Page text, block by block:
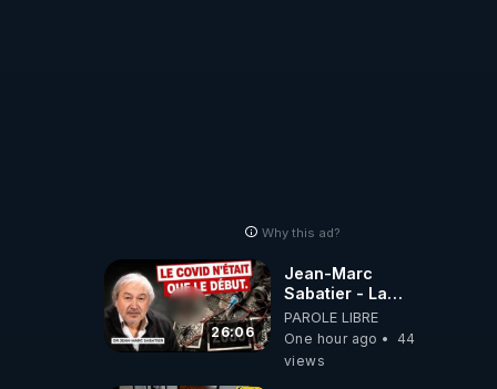
Why this ad?
26:06
Jean-Marc
Sabatier - La
Covid-19 n'a été
que le début -
L'ARN messager
PAROLE LIBRE
One hour ago
44
views